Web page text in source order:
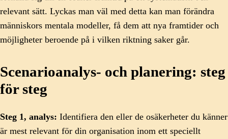
relevant sätt. Lyckas man väl med detta kan man förändra
människors mentala modeller, få dem att nya framtider och
möjligheter beroende på i vilken riktning saker går.
Scenarioanalys- och planering: steg
för steg
Steg 1, analys: Identifiera den eller de osäkerheter du känner
är mest relevant för din organisation inom ett speciellt